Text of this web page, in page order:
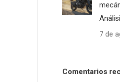
7 de
Comentarios